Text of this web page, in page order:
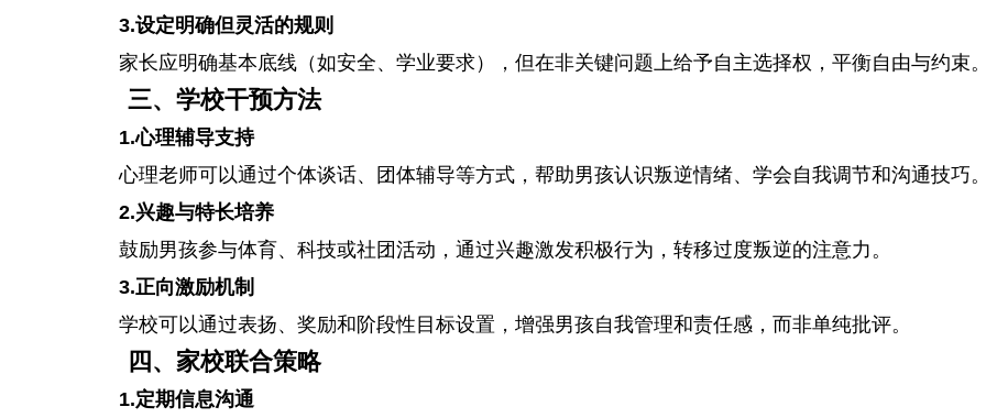
3.设定明确但灵活的规则
家长应明确基本底线（如安全、学业要求），但在非关键问题上给予自主选择权，平衡自由与约束。
三、学校干预方法
1.心理辅导支持
心理老师可以通过个体谈话、团体辅导等方式，帮助男孩认识叛逆情绪、学会自我调节和沟通技巧。
2.兴趣与特长培养
鼓励男孩参与体育、科技或社团活动，通过兴趣激发积极行为，转移过度叛逆的注意力。
3.正向激励机制
学校可以通过表扬、奖励和阶段性目标设置，增强男孩自我管理和责任感，而非单纯批评。
四、家校联合策略
1.定期信息沟通